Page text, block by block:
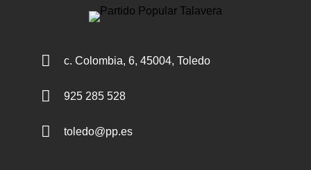
 c. Colombia, 6, 45004, Toledo
 925 285 528
 toledo@pp.es